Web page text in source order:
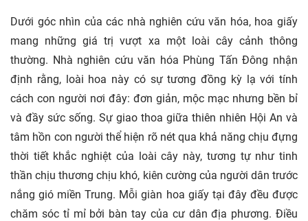
Dưới góc nhìn của các nhà nghiên cứu văn hóa, hoa giấy
mang những giá trị vượt xa một loài cây cảnh thông
thường. Nhà nghiên cứu văn hóa Phùng Tấn Đông nhận
định rằng, loài hoa này có sự tương đồng kỳ lạ với tính
cách con người nơi đây: đơn giản, mộc mạc nhưng bền bỉ
và đầy sức sống. Sự giao thoa giữa thiên nhiên Hội An và
tâm hồn con người thể hiện rõ nét qua khả năng chịu đựng
thời tiết khắc nghiệt của loài cây này, tương tự như tinh
thần chịu thương chịu khó, kiên cường của người dân trước
nắng gió miền Trung. Mỗi giàn hoa giấy tại đây đều được
chăm sóc tỉ mỉ bởi bàn tay của cư dân địa phương. Điều